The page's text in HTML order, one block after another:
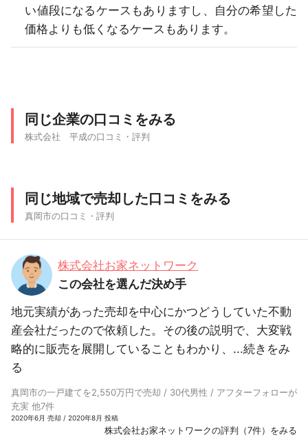
い値段になるケースもありますし、自分の希望した
価格よりも低くなるケースもあります。
同じ企業の口コミをみる
株式会社 平成の口コミ・評判
同じ地域で売却した口コミをみる
真岡市の口コミ・評判
株式会社お家ネットワーク
この会社を選んだ決め手
地元実績があった売却を中心にかつどうしていた不動
産会社だったので依頼した。その後の説明で、大変戦
略的に販売を展開していることもわかり、...続きをみ
る
真岡市の一戸建てを2,550万円で売却 / 30代男性 / アフターフォローが
充実 他7件
2020年6月 売却 / 2020年8月 投稿
株式会社お家ネットワークの評判（7件）をみる